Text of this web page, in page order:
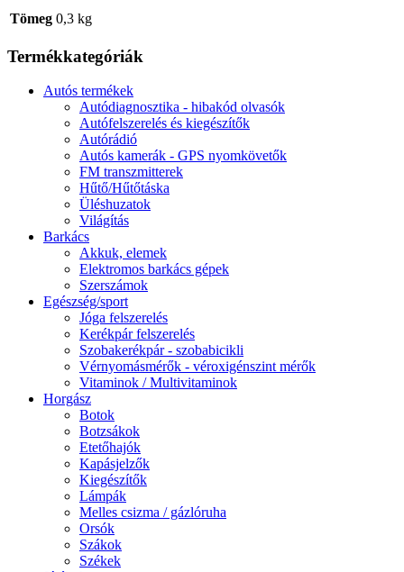
Tömeg 0,3 kg
Termékkategóriák
Autós termékek
Autódiagnosztika - hibakód olvasók
Autófelszerelés és kiegészítők
Autórádió
Autós kamerák - GPS nyomkövetők
FM transzmitterek
Hűtő/Hűtőtáska
Üléshuzatok
Világítás
Barkács
Akkuk, elemek
Elektromos barkács gépek
Szerszámok
Egészség/sport
Jóga felszerelés
Kerékpár felszerelés
Szobakerékpár - szobabicikli
Vérnyomásmérők - véroxigénszint mérők
Vitaminok / Multivitaminok
Horgász
Botok
Botzsákok
Etetőhajók
Kapásjelzők
Kiegészítők
Lámpák
Melles csizma / gázlóruha
Orsók
Szákok
Székek